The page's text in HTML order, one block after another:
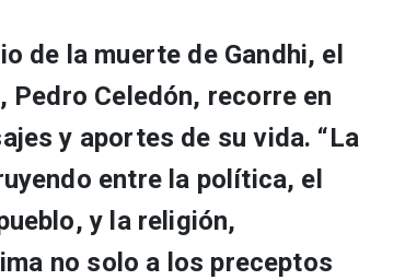
de la muerte de Gandhi, el
Celedón, recorre en
y aportes de su vida. “La
entre la política, el
y la religión,
no solo a los preceptos